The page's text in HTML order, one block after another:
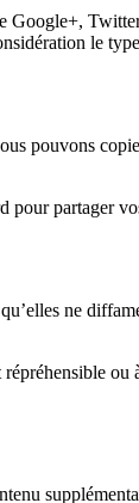
Google+,
le
pouvons
pour partager
ne
ou